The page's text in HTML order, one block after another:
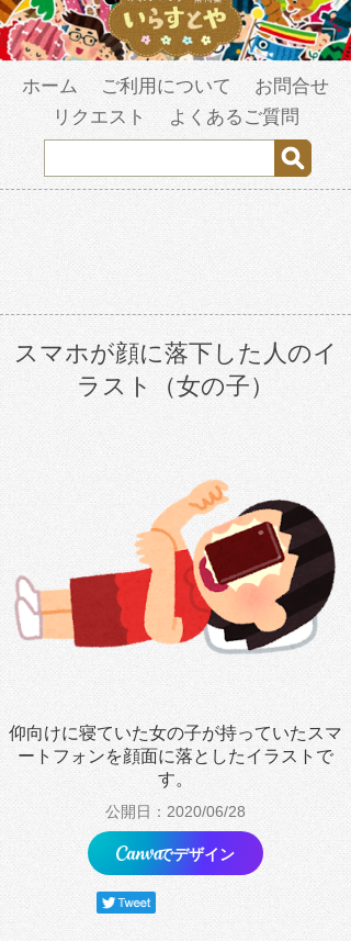
ホーム ご利用について
お問合せ
リクエスト
よくあるご質問
スマホが顔に落下した人のイ
ラスト（女の子）
仰向けに寝ていた女の子が持っていたスマ
ートフォンを顔面に落としたイラストで
す。
公開日：2020/06/28
でデザイン